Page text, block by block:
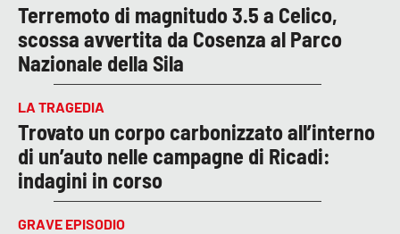
Terremoto di magnitudo 3.5 a Celico,
scossa avvertita da Cosenza al Parco
Nazionale della Sila
LA TRAGEDIA
Trovato un corpo carbonizzato all’interno
di un’auto nelle campagne di Ricadi:
indagini in corso
GRAVE EPISODIO